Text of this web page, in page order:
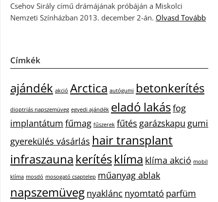
Csehov Sirály című drámájának próbáján a Miskolci
Nemzeti Színházban 2013. december 2-án. Olvasd Tovább
Címkék
ajándék akció Arctica autógumi betonkerítés
dioptriás napszemüveg egyedi ajándék eladó lakásfog
implantátum fűmag fűszerek fűtés garázskapu gumi
gyerekülés vásárlás hair transplant
infraszauna kerítésklíma klíma akció mobil
klíma mosdó mosogató csaptelep műanyag ablak
napszemüveg nyaklánc nyomtató parfüm